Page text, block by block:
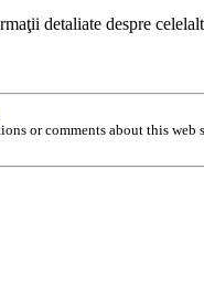
detaliate despre
or comments about this web